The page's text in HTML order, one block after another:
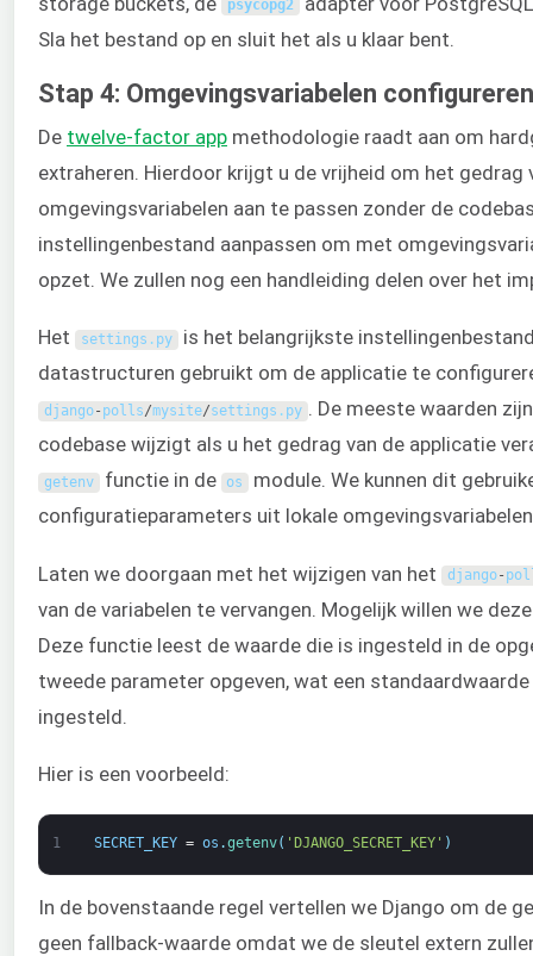
psycopg2
Sla het bestand op en sluit het als u klaar bent.
Stap 4: Omgevingsvariabelen
De twelve-factor app methodologie raadt aan om
extraheren. Hierdoor krijgt u de vrijheid om het
omgevingsvariabelen aan te passen zonder de
instellingenbestand aanpassen om met
opzet. We zullen nog een handleiding delen over het
Het settings . py is het belangrijkste
datastructuren gebruikt om de applicatie te
django- polls/mysite/settings . py . De meeste waarden
codebase wijzigt als u het gedrag van de applicatie
getenv functie in de os
module. We kunnen dit
configuratieparameters uit lokale
Laten we doorgaan met het wijzigen van het django-
van de variabelen te vervangen. Mogelijk willen we
Deze functie leest de waarde die is ingesteld in de
tweede parameter opgeven, wat een
ingesteld.
Hier is een voorbeeld:
1 SECRET_KEY = os .getenv( 'DJANGO_SECRET_KEY' )
In de bovenstaande regel vertellen we Django om de
geen fallback-waarde omdat we de sleutel extern